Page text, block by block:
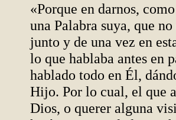
«Porque en darnos,
una Palabra suya, que
junto y de una vez en
lo que hablaba antes en
hablado todo en Él,
Hijo. Por lo cual, el que
Dios, o querer alguna